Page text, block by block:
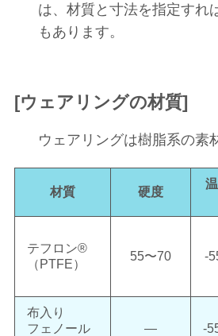
は、材質と寸法を指定すれ
もあります。
[ウェアリングの材質]
ウェアリングは樹脂系の素
材質 硬度
テフロン®
（PTFE）
55〜70 -
布入り
フェノール
― -